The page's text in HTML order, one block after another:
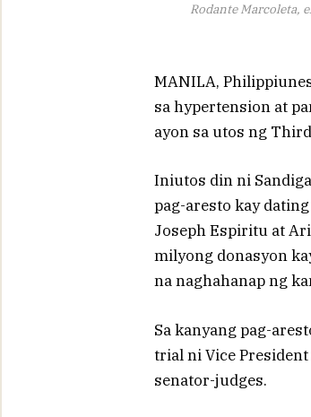
Rodante Marcoleta,
MANILA,
sa hypertension at
ayon sa utos ng
Iniutos din ni
pag-aresto kay
Joseph Espiritu at
milyong donasyon
na naghahanap ng
Sa kanyang pag-
trial ni Vice
senator-judges.